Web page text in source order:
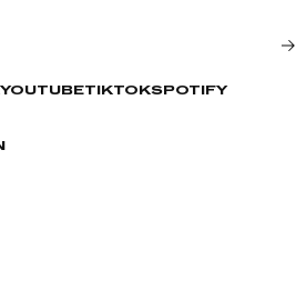
YOUTUBETIKTOKSPOTIFY